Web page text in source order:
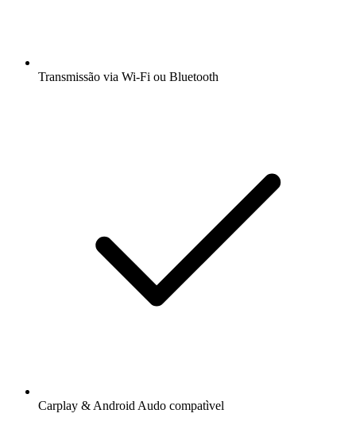
Transmissão via Wi-Fi ou Bluetooth
Carplay & Android Audo compatìvel